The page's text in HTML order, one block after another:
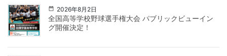
2026年8月2日
全国高等学校野球選手権大会 パブリックビューイン
グ開催決定！